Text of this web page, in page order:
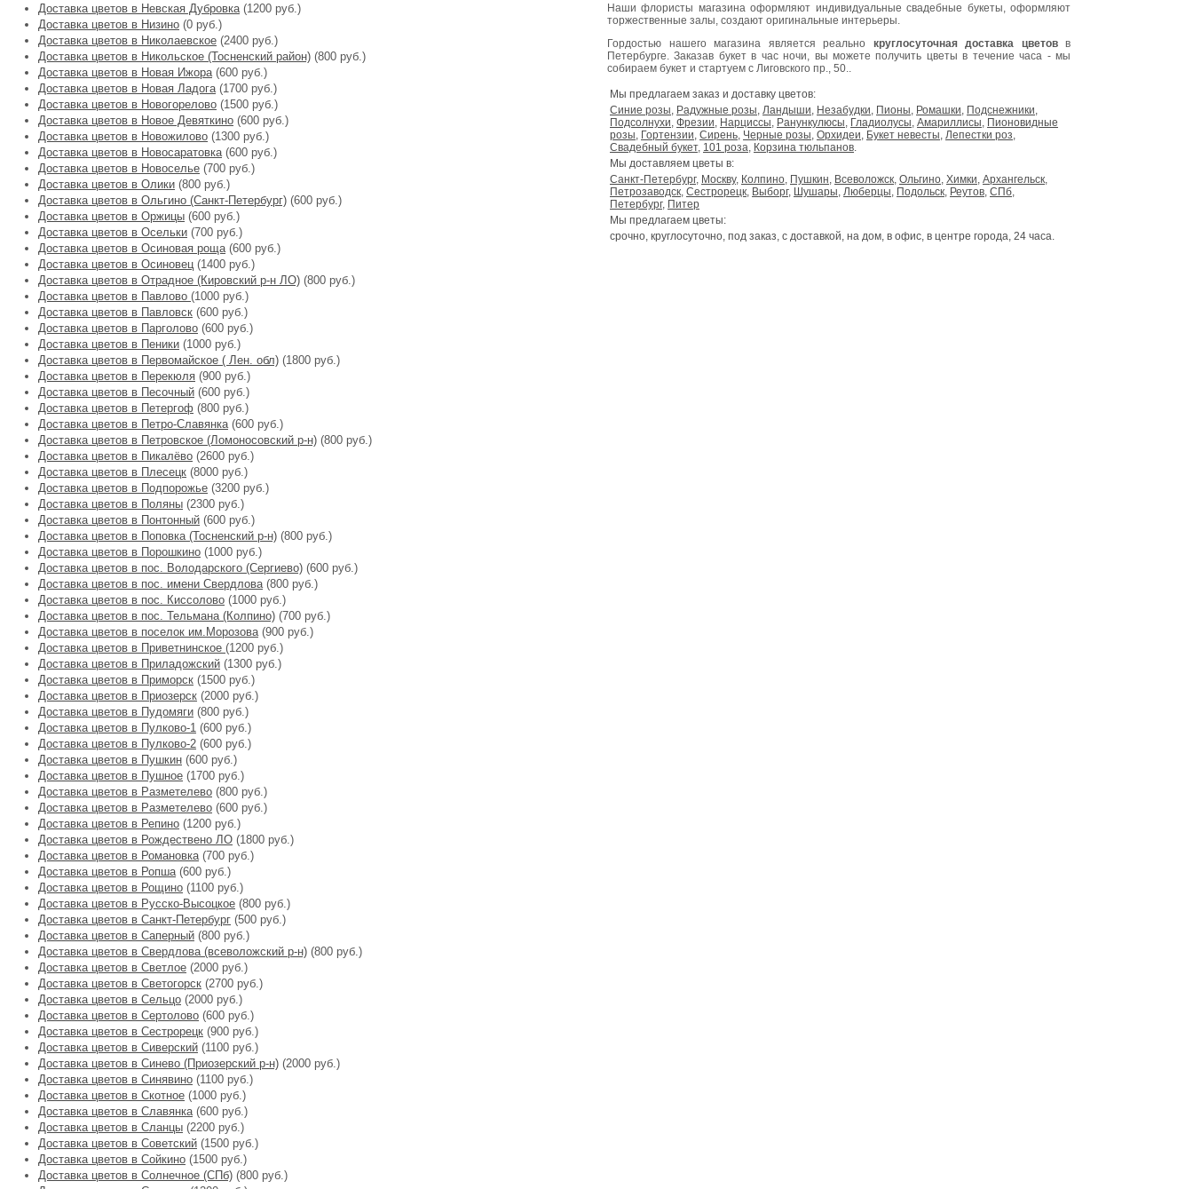
Доставка цветов в Невская Дубровка(1200 руб.)
Доставка цветов в Низино (0 руб.)
Доставка цветов в Николаевское (2400 руб.)
Доставка цветов в Никольское (Тосненский район) (800 руб.)
Доставка цветов в Новая Ижора(600 руб.)
Доставка цветов в Новая Ладога(1700 руб.)
Доставка цветов в Новогорелово (1500 руб.)
Доставка цветов в Новое Девяткино (600 руб.)
Доставка цветов в Новожилово (1300 руб.)
Доставка цветов в Новосаратовка(600 руб.)
Доставка цветов в Новоселье (700 руб.)
Доставка цветов в Олики (800 руб.)
Доставка цветов в Ольгино (Санкт-Петербург) (600 руб.)
Доставка цветов в Оржицы (600 руб.)
Доставка цветов в Осельки (700 руб.)
Доставка цветов в Осиновая роща(600 руб.)
Доставка цветов в Осиновец (1400 руб.)
Доставка цветов в Отрадное (Кировский р-н ЛО) (800 руб.)
Доставка цветов в Павлово (1000 руб.)
Доставка цветов в Павловск (600 руб.)
Доставка цветов в Парголово (600 руб.)
Доставка цветов в Пеники (1000 руб.)
Доставка цветов в Первомайское ( Лен. обл) (1800 руб.)
Доставка цветов в Перекюля (900 руб.)
Доставка цветов в Песочный (600 руб.)
Доставка цветов в Петергоф (800 руб.)
Доставка цветов в Петро-Славянка(600 руб.)
Доставка цветов в Петровское (Ломоносовский р-н) (800 руб.)
Доставка цветов в Пикалёво (2600 руб.)
Доставка цветов в Плесецк (8000 руб.)
Доставка цветов в Подпорожье (3200 руб.)
Доставка цветов в Поляны (2300 руб.)
Доставка цветов в Понтонный (600 руб.)
Доставка цветов в Поповка (Тосненский р-н) (800 руб.)
Доставка цветов в Порошкино (1000 руб.)
Доставка цветов в пос. Володарского (Сергиево) (600 руб.)
Доставка цветов в пос. имени Свердлова(800 руб.)
Доставка цветов в пос. Киссолово (1000 руб.)
Доставка цветов в пос. Тельмана (Колпино) (700 руб.)
Доставка цветов в поселок им.Морозова(900 руб.)
Доставка цветов в Приветнинское (1200 руб.)
Доставка цветов в Приладожский (1300 руб.)
Доставка цветов в Приморск (1500 руб.)
Доставка цветов в Приозерск (2000 руб.)
Доставка цветов в Пудомяги (800 руб.)
Доставка цветов в Пулково-1 (600 руб.)
Доставка цветов в Пулково-2 (600 руб.)
Доставка цветов в Пушкин (600 руб.)
Доставка цветов в Пушное (1700 руб.)
Доставка цветов в Разметелево (800 руб.)
Доставка цветов в Разметелево (600 руб.)
Доставка цветов в Репино (1200 руб.)
Доставка цветов в Рождествено ЛО (1800 руб.)
Доставка цветов в Романовка(700 руб.)
Доставка цветов в Ропша(600 руб.)
Доставка цветов в Рощино (1100 руб.)
Доставка цветов в Русско-Высоцкое (800 руб.)
Доставка цветов в Санкт-Петербург (500 руб.)
Доставка цветов в Саперный (800 руб.)
Доставка цветов в Свердлова (всеволожский р-н) (800 руб.)
Доставка цветов в Светлое (2000 руб.)
Доставка цветов в Светогорск (2700 руб.)
Доставка цветов в Сельцо (2000 руб.)
Доставка цветов в Сертолово (600 руб.)
Доставка цветов в Сестрорецк (900 руб.)
Доставка цветов в Сиверский (1100 руб.)
Доставка цветов в Синево (Приозерский р-н) (2000 руб.)
Доставка цветов в Синявино (1100 руб.)
Доставка цветов в Скотное (1000 руб.)
Доставка цветов в Славянка(600 руб.)
Доставка цветов в Сланцы (2200 руб.)
Доставка цветов в Советский (1500 руб.)
Доставка цветов в Сойкино (1500 руб.)
Доставка цветов в Солнечное (СПб) (800 руб.)
Наши флористы магазина оформляют индивидуальные свадебные букеты, оформляют
торжественные залы, создают оригинальные интерьеры.
Гордостью нашего магазина является реально круглосуточная доставка цветовв
Петербурге. Заказав букет в час ночи, вы можете получить цветы в течение часа - мы
собираем букет и стартуем с Лиговского пр., 50..
Мы предлагаем заказ и доставку цветов:
Синие розы, Радужные розы, Ландыши, Незабудки, Пионы, Ромашки, Подснежники,
Подсолнухи, Фрезии, Нарциссы, Ранункулюсы, Гладиолусы, Амариллисы, Пионовидные
розы, Гортензии, Сирень, Черные розы, Орхидеи, Букет невесты, Лепестки роз,
Свадебный букет, 101 роза, Корзина тюльпанов.
Мы доставляем цветы в:
Санкт-Петербург, Москву, Колпино, Пушкин, Всеволожск, Ольгино, Химки, Архангельск,
Петрозаводск, Сестрорецк, Выборг, Шушары, Люберцы, Подольск, Реутов, СПб,
Петербург, Питер
Мы предлагаем цветы:
срочно, круглосуточно, под заказ, с доставкой, на дом, в офис, в центре города, 24 часа.